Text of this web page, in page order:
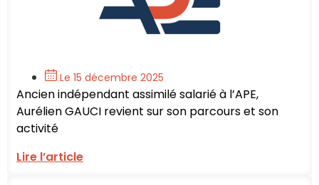
Le 15 décembre 2025
Ancien indépendant assimilé salarié à l’APE,
Aurélien GAUCI revient sur son parcours et son
activité
Lire l’article